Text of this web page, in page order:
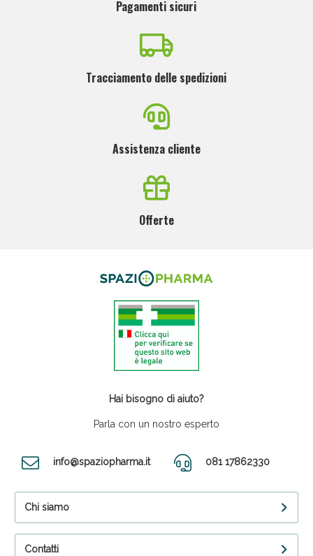
Pagamenti sicuri
Tracciamento delle spedizioni
Assistenza cliente
Offerte
Hai bisogno di aiuto?
Parla con un nostro esperto
info@spaziopharma.it 081 17862330
Chi siamo
Contatti